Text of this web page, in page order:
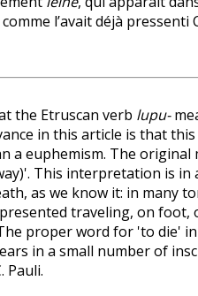
l’avait déjà pressenti
the Etruscan verb lupu-
in this article is that
a euphemism. The original
This interpretation is in
as we know it: in many
travel­ing, on foot,
proper word for 'to die' in
in a small number of
Pauli.